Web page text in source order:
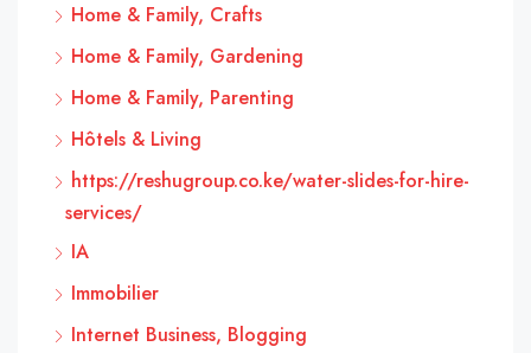
Home & Family, Crafts
Home & Family, Gardening
Home & Family, Parenting
Hôtels & Living
https://reshugroup.co.ke/water-slides-for-hire-
services/
IA
Immobilier
Internet Business, Blogging